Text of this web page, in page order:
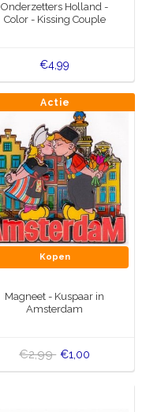
Onderzetters Holland -
Color - Kissing Couple
€4,99
Actie
Kopen
Magneet - Kuspaar in
Amsterdam
€2,99 €1,00